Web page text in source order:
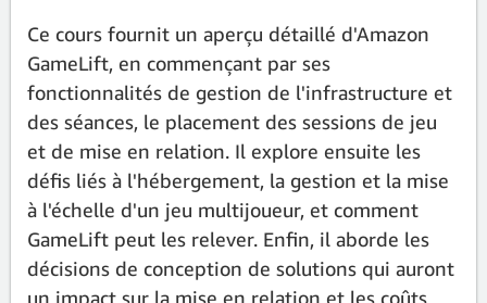
Ce cours fournit un aperçu détaillé d'Amazon
GameLift, en commençant par ses
fonctionnalités de gestion de l'infrastructure et
des séances, le placement des sessions de jeu
et de mise en relation. Il explore ensuite les
défis liés à l'hébergement, la gestion et la mise
à l'échelle d'un jeu multijoueur, et comment
GameLift peut les relever. Enfin, il aborde les
décisions de conception de solutions qui auront
un impact sur la mise en relation et les coûts